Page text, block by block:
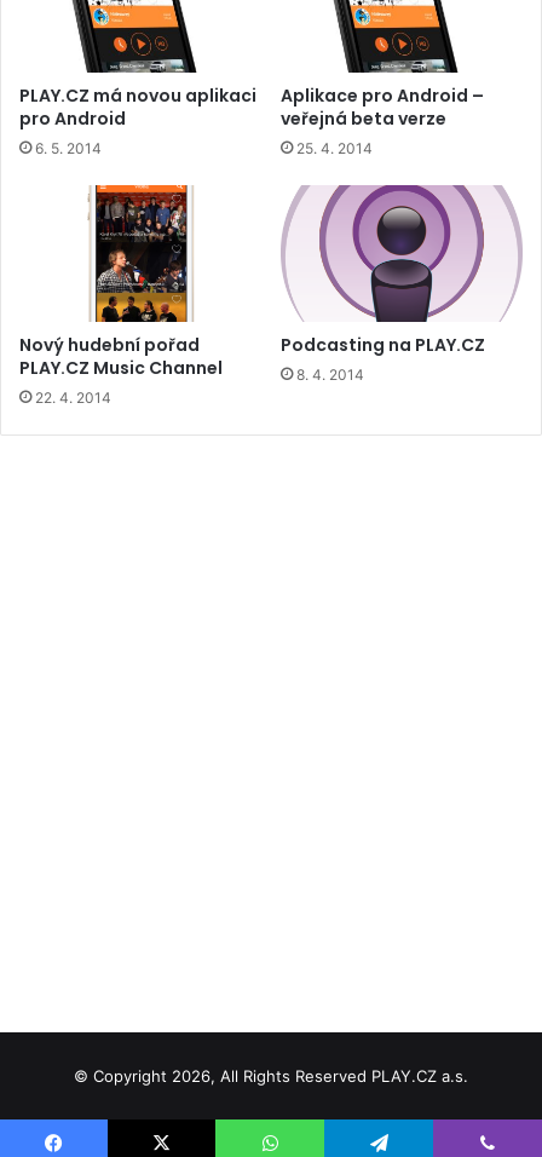
PLAY.CZ má novou aplikaci
pro Android
6. 5. 2014
Aplikace pro Android –
veřejná beta verze
25. 4. 2014
Nový hudební pořad
PLAY.CZ Music Channel
22. 4. 2014
Podcasting na PLAY.CZ
8. 4. 2014
© Copyright 2026, All Rights Reserved PLAY.CZ a.s.